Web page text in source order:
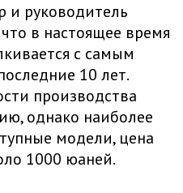
и руководитель
в настоящее время
с самым
10 лет.
производства
однако наиболее
модели, цена
1000 юаней.